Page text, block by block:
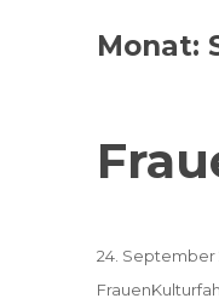
Monat:
Veröffentlicht
24. September
Kategorien